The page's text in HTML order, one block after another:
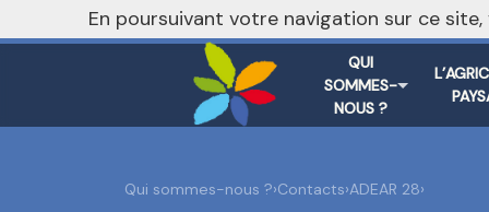
QUI
SOMMES-
NOUS ?
nivo_2026: 1
Qui sommes-nous ?›Contacts›ADEAR 28›
En poursuivant votre navigation sur ce